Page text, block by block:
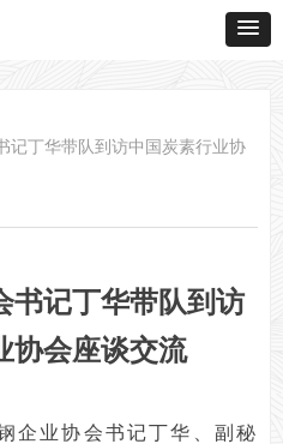
书记丁华带队到访
协会座谈交流
企业协会书记丁华、副秘
记丁华带队到访中国炭素行业协